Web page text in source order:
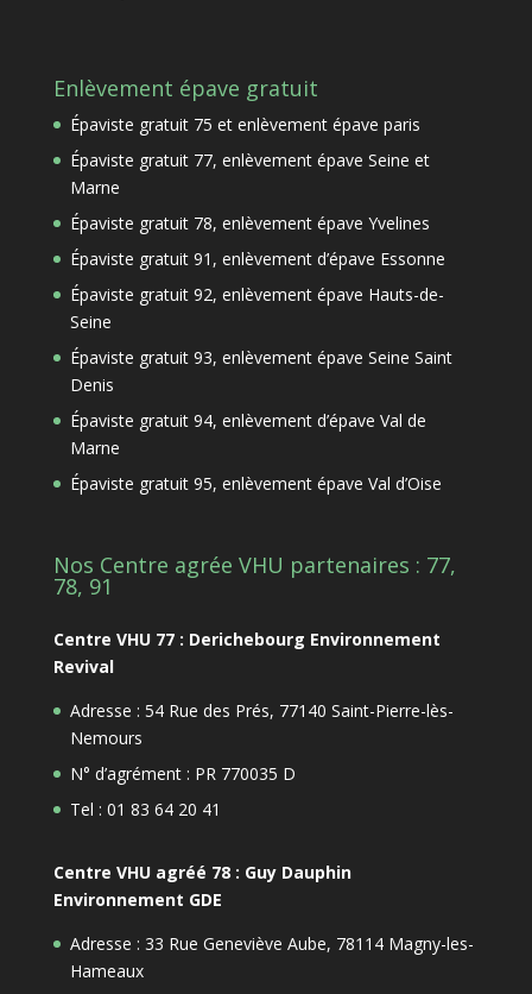
Enlèvement épave gratuit
Épaviste gratuit 75 et enlèvement épave paris
Épaviste gratuit 77, enlèvement épave Seine et
Marne
Épaviste gratuit 78, enlèvement épave Yvelines
Épaviste gratuit 91, enlèvement d’épave Essonne
Épaviste gratuit 92, enlèvement épave Hauts-de-
Seine
Épaviste gratuit 93, enlèvement épave Seine Saint
Denis
Épaviste gratuit 94, enlèvement d’épave Val de
Marne
Épaviste gratuit 95, enlèvement épave Val d’Oise
Nos Centre agrée VHU partenaires : 77,
78, 91
Centre VHU 77 : Derichebourg Environnement
Revival
Adresse : 54 Rue des Prés, 77140 Saint-Pierre-lès-
Nemours
N° d’agrément : PR 770035 D
Tel : 01 83 64 20 41
Centre VHU agréé 78 : Guy Dauphin
Environnement GDE
Adresse : 33 Rue Geneviève Aube, 78114 Magny-les-
Hameaux